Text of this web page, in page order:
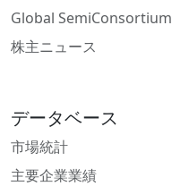
Global SemiConsortium
株主ニュース
データベース
市場統計
主要企業業績